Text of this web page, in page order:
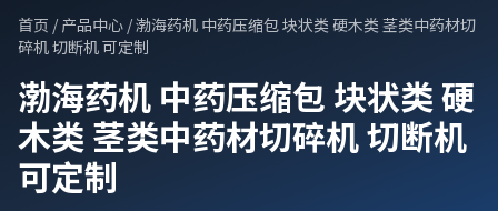
首页 / 产品中心 / 渤海药机 中药压缩包 块状类 硬木类 茎类中药材切
碎机 切断机 可定制
渤海药机 中药压缩包 块状类 硬
木类 茎类中药材切碎机 切断机
可定制